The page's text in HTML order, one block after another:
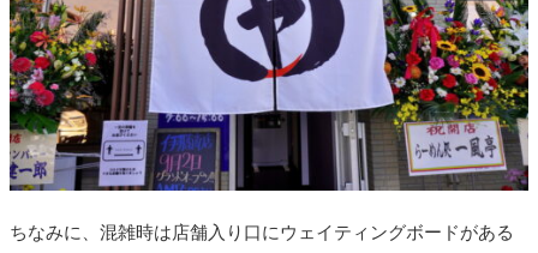
ちなみに、混雑時は店舗入り口にウェイティングボードがある